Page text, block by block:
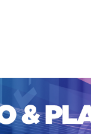
CADASTRO
SUBMISSÕES
TUTORIAL PARA